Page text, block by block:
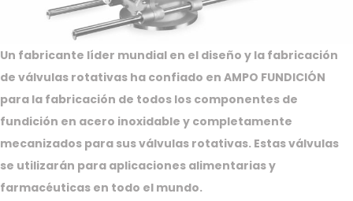
Un fabricante líder mundial en el diseño y la fabricación
de válvulas rotativas ha confiado en AMPO FUNDICIÓN
para la fabricación de todos los componentes de
fundición en acero inoxidable y completamente
mecanizados para sus válvulas rotativas. Estas válvulas
se utilizarán para aplicaciones alimentarias y
farmacéuticas en todo el mundo.